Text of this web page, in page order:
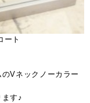
ート
Vネックノーカラー
す♪